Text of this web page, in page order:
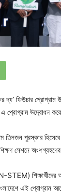
দ্য’ ফিউচার
প্রোগ্রাম উদ্বোধন
তিনজন পুরস্কার
সেশনে
শিক্ষার্থীদের
এই